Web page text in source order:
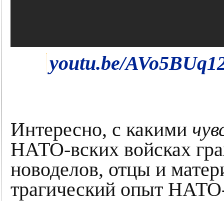
youtu.be/
Интересно, с какими
НАТО-вских войсках
новоделов, отцы и
трагический опыт